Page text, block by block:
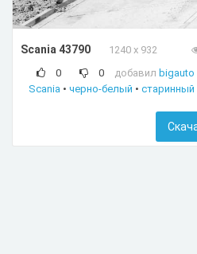
Scania 43790 1240 x 932
0
0 добавил bigauto
Scania • черно-белый • старинный